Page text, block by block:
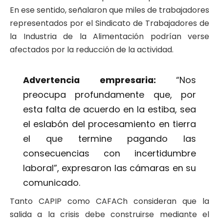
En ese sentido, señalaron que miles de trabajadores
representados por el Sindicato de Trabajadores de
la Industria de la Alimentación podrían verse
afectados por la reducción de la actividad.
Advertencia empresaria: “Nos
preocupa profundamente que, por
esta falta de acuerdo en la estiba, sea
el eslabón del procesamiento en tierra
el que termine pagando las
consecuencias con incertidumbre
laboral”, expresaron las cámaras en su
comunicado.
Tanto CAPIP como CAFACh consideran que la
salida a la crisis debe construirse mediante el